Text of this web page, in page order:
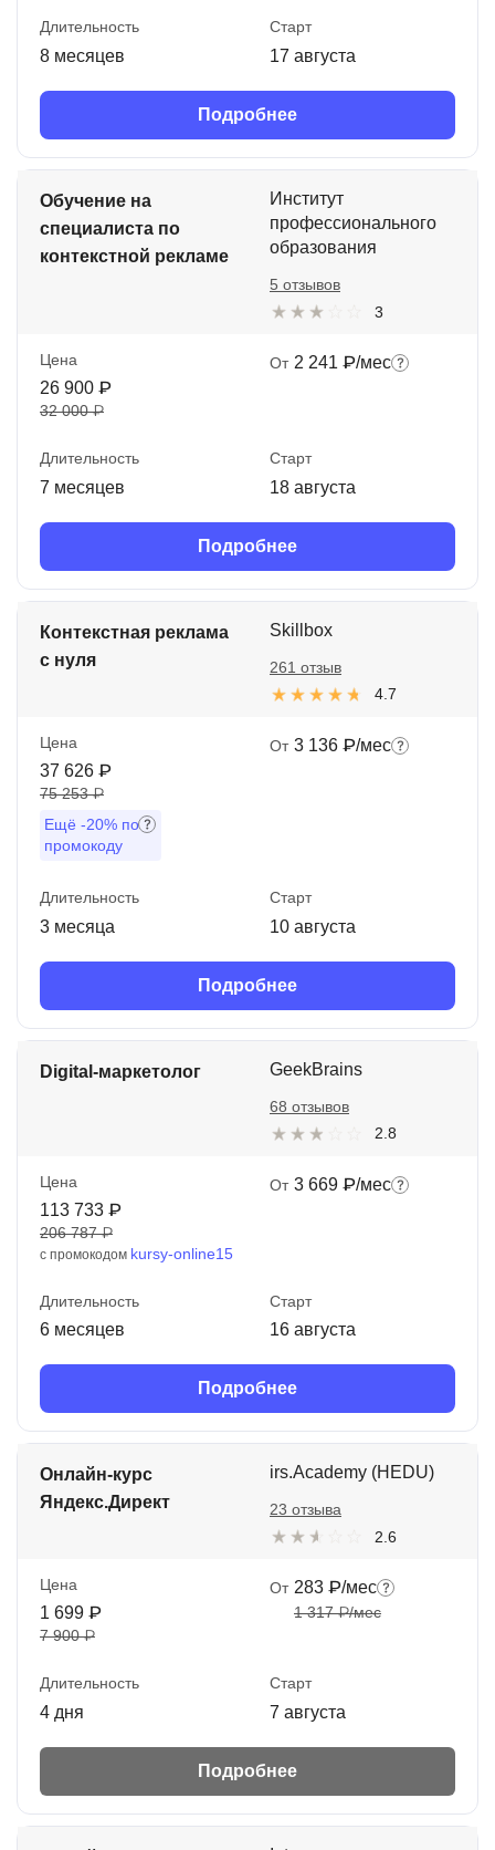
Длительность
8 месяцев
Старт
17 августа
Подробнее
Обучение на
специалиста по
контекстной рекламе
Институт
профессионального
образования
3
5 отзывов
Цена
26 900 ₽
32 000 ₽
От 2 241 ₽/мес
Длительность
7 месяцев
Старт
18 августа
Подробнее
Контекстная реклама
с нуля
Skillbox
4.7
261 отзыв
Цена
37 626 ₽
75 253 ₽
Ещё -20% по
промокоду
От 3 136 ₽/мес
Длительность
3 месяца
Старт
10 августа
Подробнее
Digital-маркетолог GeekBrains
2.8
68 отзывов
Цена
113 733 ₽
206 787 ₽
с промокодом kursy-online15
От 3 669 ₽/мес
Длительность
6 месяцев
Старт
16 августа
Подробнее
Онлайн-курс
Яндекс.Директ
irs.Academy (HEDU)
2.6
23 отзыва
Цена
1 699 ₽
7 900 ₽
От 283 ₽/мес
1 317 ₽/мес
Длительность
4 дня
Старт
7 августа
Подробнее